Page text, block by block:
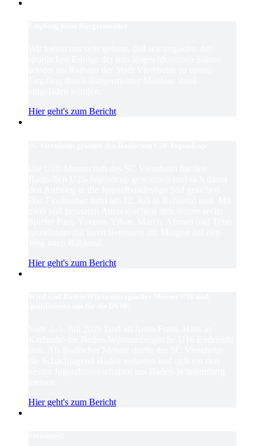
Hier geht's zum Bericht
Hier geht's zum Bericht
Hier geht's zum Bericht